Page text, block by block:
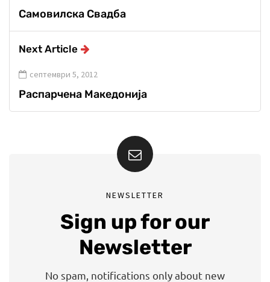
Самовилска Свадба
Next Article
септември 5, 2012
Распарчена Македонија
NEWSLETTER
Sign up for our
Newsletter
No spam, notifications only about new